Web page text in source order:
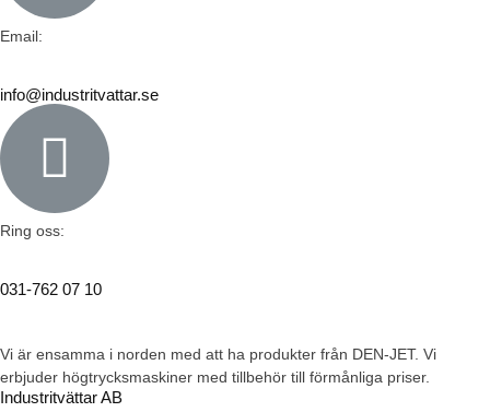
Email:
info@industritvattar.se
Ring oss:
031-762 07 10
Vi är ensamma i norden med att ha produkter från DEN-JET. Vi
erbjuder högtrycksmaskiner med tillbehör till förmånliga priser.
Industritvättar AB